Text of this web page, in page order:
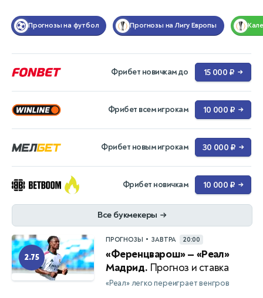
Прогнозы на футбол Прогнозы на Лигу Европы
Фрибет новичкам до 15 000 ₽ →
Фрибет всем игрокам 10 000 ₽ →
Фрибет новым игрокам 30 000 ₽ →
Фрибет новичкам 10 000 ₽ →
Все букмекеры →
2.75
ПРОГНОЗЫ • ЗАВТРА 20:00
«Ференцварош» — «Реал»
Мадрид. Прогноз и ставка
«Реал» легко переиграет венгров